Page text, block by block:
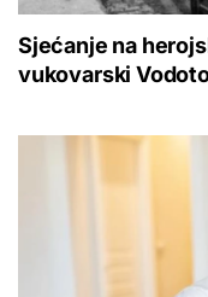
Sjećanje na
vukovarski